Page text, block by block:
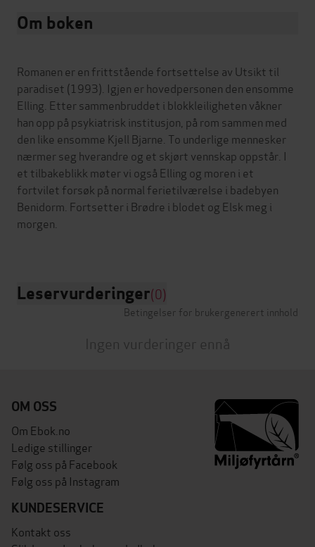
Om boken
Romanen er en frittstående fortsettelse av Utsikt til
paradiset (1993). Igjen er hovedpersonen den ensomme
Elling. Etter sammenbruddet i blokkleiligheten våkner
han opp på psykiatrisk institusjon, på rom sammen med
den like ensomme Kjell Bjarne. To underlige mennesker
nærmer seg hverandre og et skjørt vennskap oppstår. I
et tilbakeblikk møter vi også Elling og moren i et
fortvilet forsøk på normal ferietilværelse i badebyen
Benidorm. Fortsetter i Brødre i blodet og Elsk meg i
morgen.
Leservurderinger(0)
Betingelser for brukergenerert innhold
Ingen vurderinger ennå
OM OSS
Om Ebok.no
Ledige stillinger
Følg oss på Facebook
Følg oss på Instagram
KUNDESERVICE
Kontakt oss